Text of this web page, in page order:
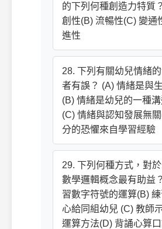
的下列何種創造力特質
創性(B) 流暢性(C) 變通
進性
28. 下列有關幼兒情緒
者有誤？ (A) 情緒是與
(B) 情緒是幼兒的一種
(C) 情緒與認知發展無
分的恐懼來自學習經驗
29. 下列何種方式，對
數學邏輯概念最有助益
習數字符號的運算(B)
心給同組幼兒 (C) 教師
運算方法(D) 背誦心算